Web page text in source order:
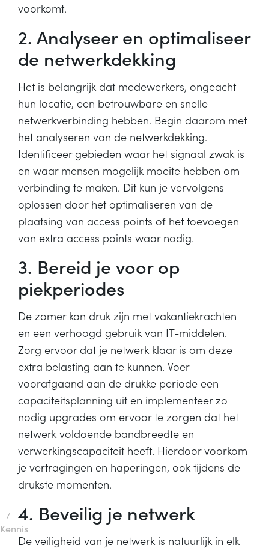
/
Kennis
voorkomt.
2. Analyseer en optimaliseer
de netwerkdekking
Het is belangrijk dat medewerkers, ongeacht
hun locatie, een betrouwbare en snelle
netwerkverbinding hebben. Begin daarom met
het analyseren van de netwerkdekking.
Identificeer gebieden waar het signaal zwak is
en waar mensen mogelijk moeite hebben om
verbinding te maken. Dit kun je vervolgens
oplossen door het optimaliseren van de
plaatsing van access points of het toevoegen
van extra access points waar nodig.
3. Bereid je voor op
piekperiodes
De zomer kan druk zijn met vakantiekrachten
en een verhoogd gebruik van IT-middelen.
Zorg ervoor dat je netwerk klaar is om deze
extra belasting aan te kunnen. Voer
voorafgaand aan de drukke periode een
capaciteitsplanning uit en implementeer zo
nodig upgrades om ervoor te zorgen dat het
netwerk voldoende bandbreedte en
verwerkingscapaciteit heeft. Hierdoor voorkom
je vertragingen en haperingen, ook tijdens de
drukste momenten.
4. Beveilig je netwerk
De veiligheid van je netwerk is natuurlijk in elk